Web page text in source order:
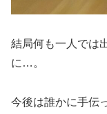
結局何も一人では
に…。
今後は誰かに手伝